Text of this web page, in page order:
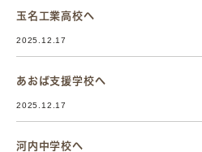
玉名工業高校へ
2025.12.17
あおば支援学校へ
2025.12.17
河内中学校へ